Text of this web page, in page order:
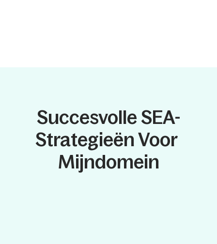
Succesvolle SEA-
Strategieën Voor
Mijndomein